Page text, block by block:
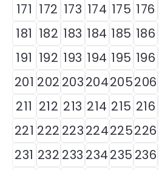
171 172 173 174 175 176
181 182 183 184 185 186
191 192 193 194 195 196
201 202 203204205206
211 212 213 214 215 216
221 222 223224225226
231 232 233 234235 236